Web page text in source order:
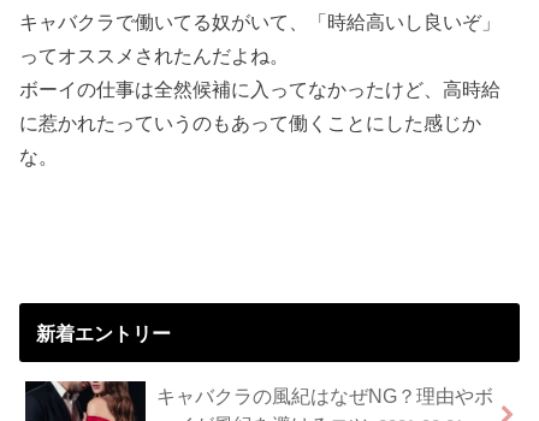
キャバクラで働いてる奴がいて、「時給高いし良いぞ」
ってオススメされたんだよね。
ボーイの仕事は全然候補に入ってなかったけど、高時給
に惹かれたっていうのもあって働くことにした感じか
な。
新着エントリー
キャバクラの風紀はなぜNG？理由やボ